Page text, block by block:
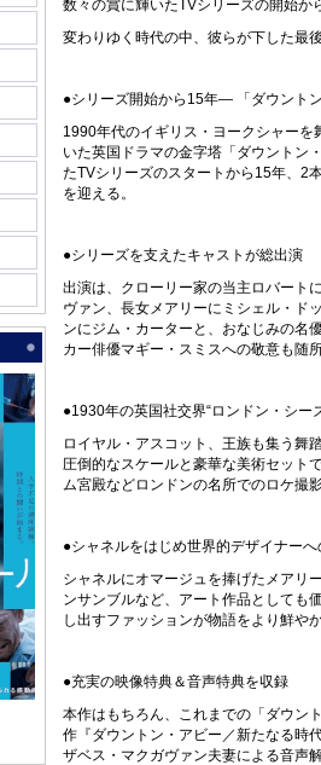
数々の賞に輝いたTVシリーズの開始か
変わりゆく時代の中、彼らが下した最
●シリーズ開始から15年― 「ダウント
1990年代のイギリス・ヨークシャー
いた英国ドラマの金字塔「ダウントン
たTVシリーズのスタートから15年、2
を迎える。
●シリーズを支えたキャストが総出演
出演は、クローリー家の当主ロバート
ヴァン、長女メアリーにミシェル・ド
ンにジム・カーターと、おなじみの名
カー俳優マギー・スミスへの敬意も随
●1930年の英国社交界“ロンドン・シー
ロイヤル・アスコット、王族も集う舞
圧倒的なスケールと豪華な美術セット
ム宮殿などロンドンの名所でのロケ撮
●シャネルをはじめ世界的デザイナー
シャネルにオマージュを捧げたメアリ
ンサンブルなど、アート作品としても
し出すファッションが物語をより鮮やか
●充実の映像特典＆音声特典を収録
本作はもちろん、これまでの「ダウン
作『ダウントン・アビー／新たなる時
ザベス・マクガヴァン夫妻による音声